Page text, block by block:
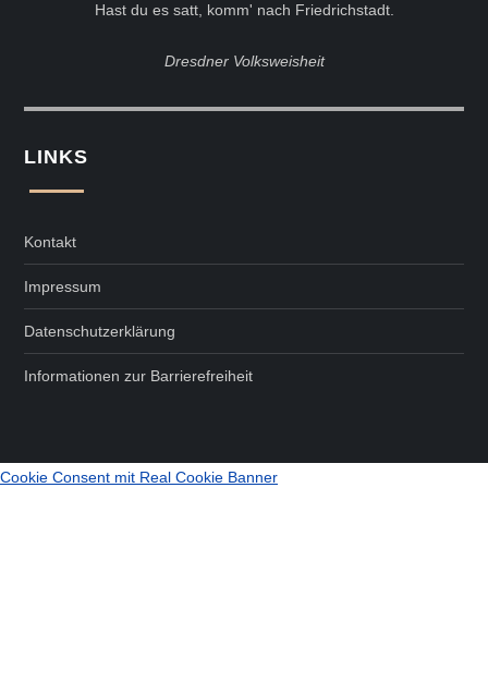
Hast du es satt, komm' nach Friedrichstadt.
Dresdner Volksweisheit
LINKS
Kontakt
Impressum
Datenschutzerklärung
Informationen zur Barrierefreiheit
Cookie Consent mit Real Cookie Banner